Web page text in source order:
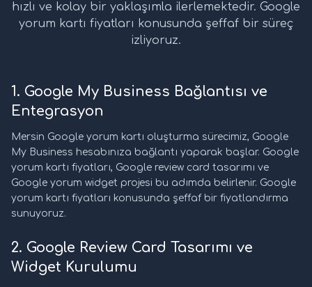
hızlı ve kolay bir yaklaşımla ilerlemektedir. Google
yorum kartı fiyatları konusunda şeffaf bir süreç
izliyoruz.
1. Google My Business Bağlantısı ve
Entegrasyon
Mersin Google yorum kartı oluşturma sürecimiz, Google
My Business hesabınıza bağlantı yaparak başlar. Google
yorum kartı fiyatları, Google review card tasarımı ve
Google yorum widget projesi bu adımda belirlenir. Google
yorum kartı fiyatları konusunda şeffaf bir fiyatlandırma
sunuyoruz.
2. Google Review Card Tasarımı ve
Widget Kurulumu